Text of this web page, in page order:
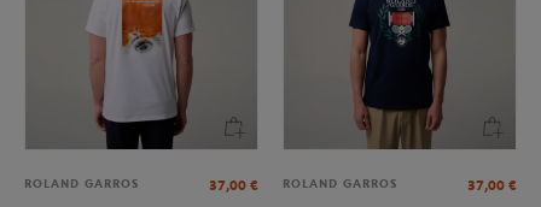
ROLAND GARROS 37,00 €
ROLAND GARROS 37,00 €